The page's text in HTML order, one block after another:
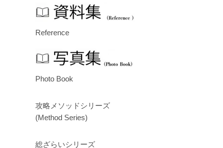
Reference
Photo Book
攻略メソッドシリーズ
(Method Series)
総ざらいシリーズ